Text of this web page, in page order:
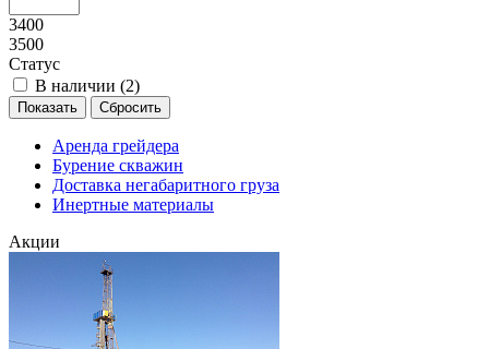
3400
3500
Статус
В наличии (2)
Аренда грейдера
Бурение скважин
Доставка негабаритного груза
Инертные материалы
Акции